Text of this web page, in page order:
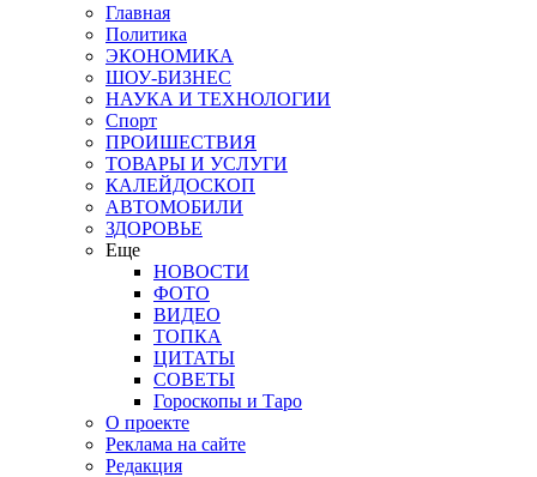
Главная
Политика
ЭКОНОМИКА
ШОУ-БИЗНЕС
НАУКА И ТЕХНОЛОГИИ
Спорт
ПРОИШЕСТВИЯ
ТОВАРЫ И УСЛУГИ
КАЛЕЙДОСКОП
АВТОМОБИЛИ
ЗДОРОВЬЕ
Еще
НОВОСТИ
ФОТО
ВИДЕО
ТОПКА
ЦИТАТЫ
СОВЕТЫ
Гороскопы и Таро
О проекте
Реклама на сайте
Редакция